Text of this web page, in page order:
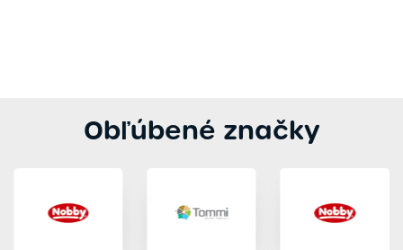
Obľúbené značky